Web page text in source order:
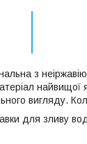
з
найвищої
вигляду.
для зливу